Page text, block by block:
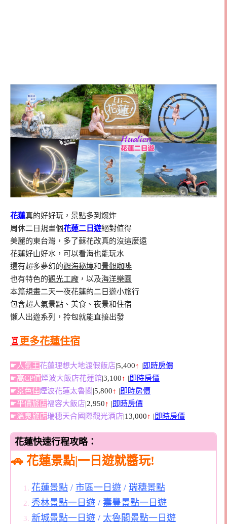
花蓮真的好好玩，景點多到爆炸
周休二日規畫個花蓮二日遊絕對值得
美麗的東台灣，多了蘇花改真的沒這麼遠
花蓮好山好水，可以看海也能玩水
還有超多夢幻的觀海秘境和景觀咖啡
也有特色的觀光工廠 ，以及海洋樂園
本篇規畫二天一夜花蓮的二日遊小旅行
包含超人氣景點、美食、夜景和住宿
懶人出遊系列，拎包就能直接出發
♖更多花蓮住宿
☛人氣王花蓮理想大地渡假飯店|5,400↑ |即時房價
☛高CP值煙波大飯店花蓮館|3,100↑ |即時房價
☛景色佳煙波花蓮太魯閣|5,800↑ |即時房價
☛平價旅店福容大飯店|2,950↑ |即時房價
☛溫泉旅店瑞穗天合國際觀光酒店|13,000↑ |即時房價
花蓮快速行程攻略：
🚗 花蓮景點|一日遊就醬玩!
花蓮景點 / 市區一日遊 / 瑞穗景點
秀林景點一日遊 / 壽豐景點一日遊
新城景點一日遊 / 太魯閣景點一日遊